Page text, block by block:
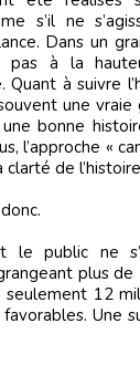
s’il ne
Dans un
pas à la
Quant à suivre
une vraie
bonne
l’approche «
de
le public ne
plus
seulement 12
Une